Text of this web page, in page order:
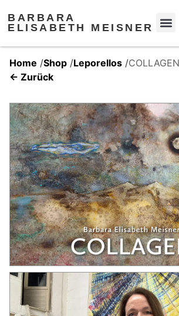
BARBARA
ELISABETH MEISNER
Home /Shop /Leporellos /COLLAGEN
← Zurück